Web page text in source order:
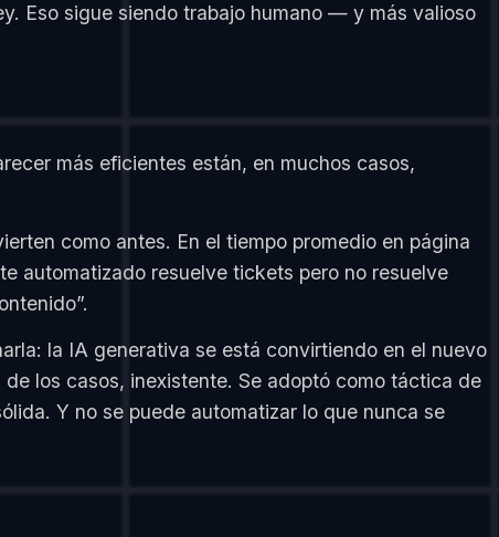
Eso sigue siendo trabajo humano — y más valioso
más eficientes están, en muchos casos,
como antes. En el tiempo promedio en página
automatizado resuelve tickets pero no resuelve
la IA generativa se está convirtiendo en el nuevo
los casos, inexistente. Se adoptó como táctica de
Y no se puede automatizar lo que nunca se